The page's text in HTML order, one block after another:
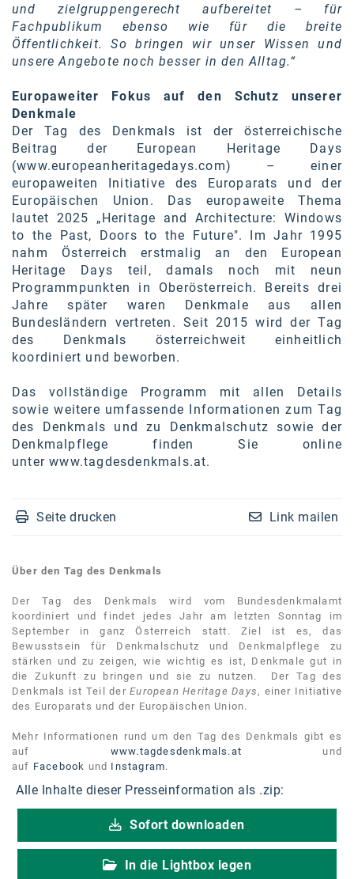
und zielgruppengerecht aufbereitet – für
Fachpublikum ebenso wie für die breite
Öffentlichkeit. So bringen wir unser Wissen und
unsere Angebote noch besser in den Alltag.“
Europaweiter Fokus auf den Schutz unserer
Denkmale
Der Tag des Denkmals ist der österreichische
Beitrag der European Heritage Days
(www.europeanheritagedays.com) – einer
europaweiten Initiative des Europarats und der
Europäischen Union. Das europaweite Thema
lautet 2025 „Heritage and Architecture: Windows
to the Past, Doors to the Future". Im Jahr 1995
nahm Österreich erstmalig an den European
Heritage Days teil, damals noch mit neun
Programmpunkten in Oberösterreich. Bereits drei
Jahre später waren Denkmale aus allen
Bundesländern vertreten. Seit 2015 wird der Tag
des Denkmals österreichweit einheitlich
koordiniert und beworben.
Das vollständige Programm mit allen Details
sowie weitere umfassende Informationen zum Tag
des Denkmals und zu Denkmalschutz sowie der
Denkmalpflege finden Sie online
unterwww.tagdesdenkmals.at.
Seite drucken Link mailen
Über den Tag des Denkmals
Der Tag des Denkmals wird vom Bundesdenkmalamt
koordiniert und findet jedes Jahr am letzten Sonntag im
September in ganz Österreich statt. Ziel ist es, das
Bewusstsein für Denkmalschutz und Denkmalpflege zu
stärken und zu zeigen, wie wichtig es ist, Denkmale gut in
die Zukunft zu bringen und sie zu nutzen. Der Tag des
Denkmals ist Teil derEuropean Heritage Days , einer Initiative
des Europarats und der Europäischen Union.
Mehr Informationen rund um den Tag des Denkmals gibt es
auf www.tagdesdenkmals.at und
auf Facebook und Instagram.
Alle Inhalte dieser Presseinformation als .zip:
Sofort downloaden
In die Lightbox legen